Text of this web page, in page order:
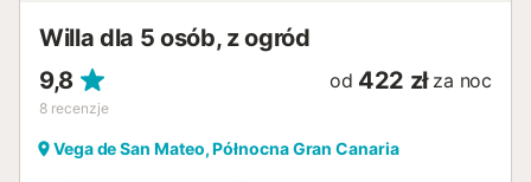
Willa dla 5 osób, z ogród
9,8
8 recenzje
od 422 zł za noc
Vega de San Mateo, Północna Gran Canaria